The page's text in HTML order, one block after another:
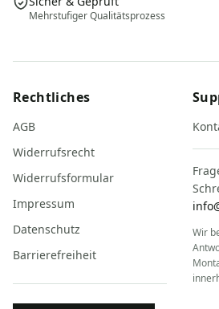
Mehrstufiger Qualitätsprozess
Rechtliches
AGB
Widerrufsrecht
Widerrufsformular
Impressum
Datenschutz
Barrierefreiheit
Wir